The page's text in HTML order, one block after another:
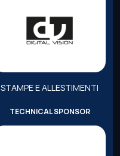
STAMPE E ALLESTIMENTI
TECHNICAL SPONSOR